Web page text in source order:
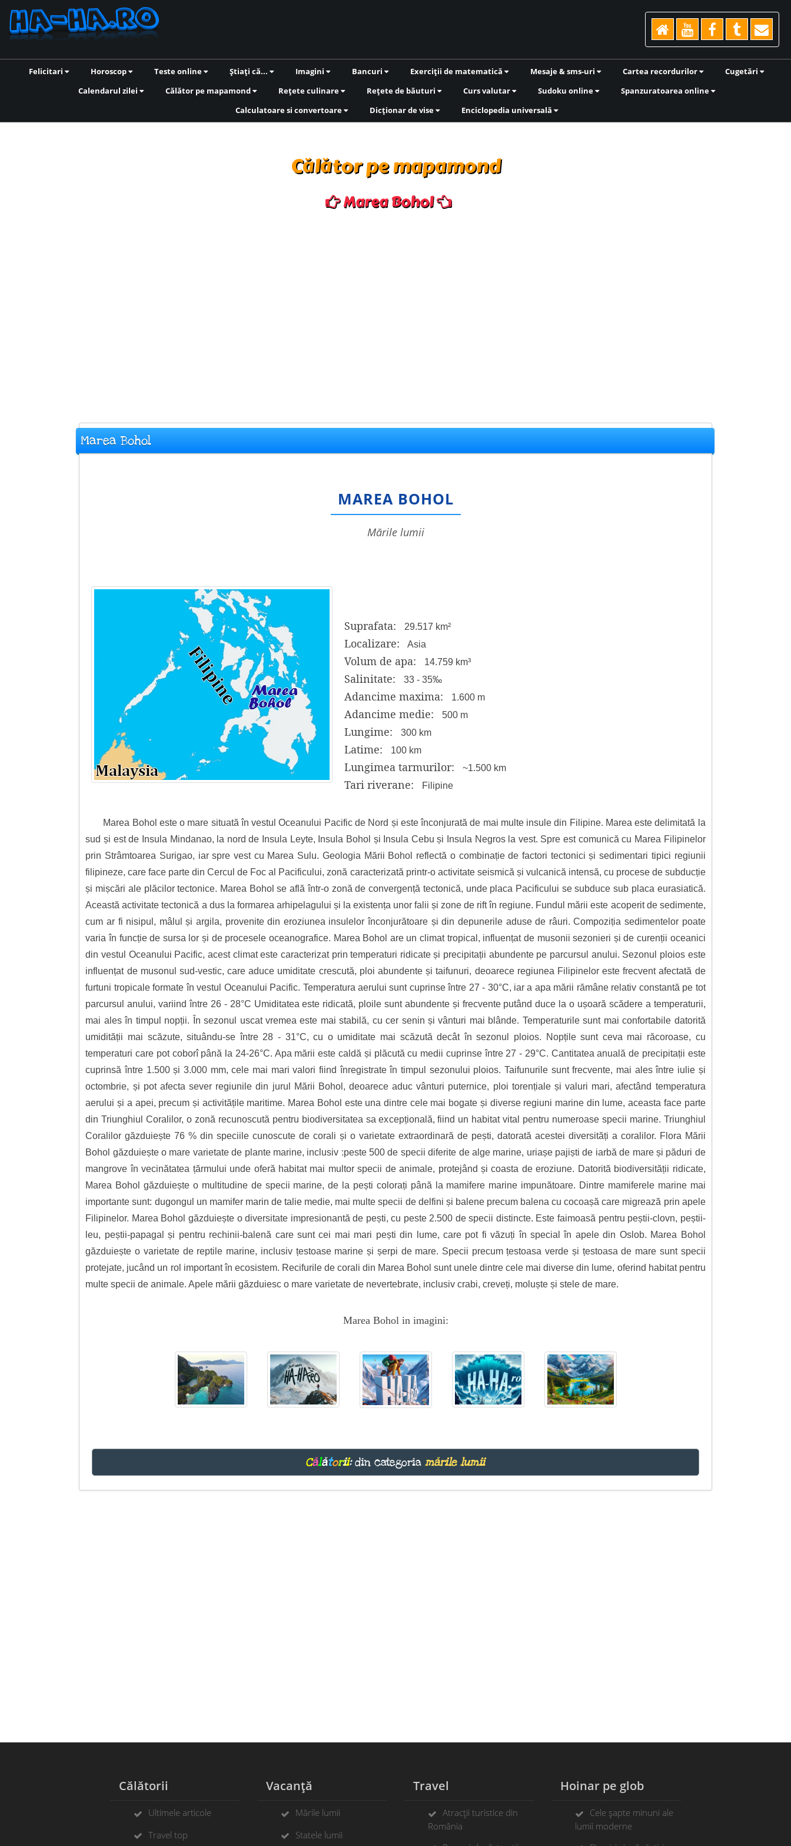
Felicitari Horoscop Teste online Știați că... Imagini Bancuri Exerciții de matematică Mesaje & sms-uri Cartea recordurilor
Cugetări
Calendarul zilei
Călător pe mapamond Rețete culinare Rețete de băuturi Curs valutar Sudoku online
Spanzuratoarea online
Calculatoare si convertoare
Dicționar de vise Enciclopedia universală
Călător pe mapamond
Marea Bohol
Marea Bohol
MAREA BOHOL
mările lumii
Suprafata: 29.517 km²
Localizare: Asia
Volum de apa: 14.759 km³
Salinitate: 33 - 35‰
Adancime maxima: 1.600 m
Adancime medie: 500 m
Lungime: 300 km
Latime: 100 km
Lungimea tarmurilor: ~1.500 km
Tari riverane: Filipine
Marea Bohol este o mare situată în vestul Oceanului Pacific de Nord și este înconjurată de mai multe insule din Filipine. Marea este delimitată la
sud și est de Insula Mindanao, la nord de Insula Leyte, Insula Bohol și Insula Cebu și Insula Negros la vest. Spre est comunică cu Marea Filipinelor
prin Strâmtoarea Surigao, iar spre vest cu Marea Sulu. Geologia Mării Bohol reflectă o combinație de factori tectonici și sedimentari tipici regiunii
filipineze, care face parte din Cercul de Foc al Pacificului, zonă caracterizată printr-o activitate seismică și vulcanică intensă, cu procese de subducție
și mișcări ale plăcilor tectonice. Marea Bohol se află într-o zonă de convergență tectonică, unde placa Pacificului se subduce sub placa eurasiatică.
Această activitate tectonică a dus la formarea arhipelagului și la existența unor falii și zone de rift în regiune. Fundul mării este acoperit de sedimente,
cum ar fi nisipul, mâlul și argila, provenite din eroziunea insulelor înconjurătoare și din depunerile aduse de râuri. Compoziția sedimentelor poate
varia în funcție de sursa lor și de procesele oceanografice. Marea Bohol are un climat tropical, influențat de musonii sezonieri și de curenții oceanici
din vestul Oceanului Pacific, acest climat este caracterizat prin temperaturi ridicate și precipitații abundente pe parcursul anului. Sezonul ploios este
influențat de musonul sud-vestic, care aduce umiditate crescută, ploi abundente și taifunuri, deoarece regiunea Filipinelor este frecvent afectată de
furtuni tropicale formate în vestul Oceanului Pacific. Temperatura aerului sunt cuprinse între 27 - 30°C, iar a apa mării rămâne relativ constantă pe tot
parcursul anului, variind între 26 - 28°C Umiditatea este ridicată, ploile sunt abundente și frecvente putând duce la o ușoară scădere a temperaturii,
mai ales în timpul nopții. În sezonul uscat vremea este mai stabilă, cu cer senin și vânturi mai blânde. Temperaturile sunt mai confortabile datorită
umidității mai scăzute, situându-se între 28 - 31°C, cu o umiditate mai scăzută decât în sezonul ploios. Nopțile sunt ceva mai răcoroase, cu
temperaturi care pot coborî până la 24-26°C. Apa mării este caldă și plăcută cu medii cuprinse între 27 - 29°C. Cantitatea anuală de precipitații este
cuprinsă între 1.500 și 3.000 mm, cele mai mari valori fiind înregistrate în timpul sezonului ploios. Taifunurile sunt frecvente, mai ales între iulie și
octombrie, și pot afecta sever regiunile din jurul Mării Bohol, deoarece aduc vânturi puternice, ploi torențiale și valuri mari, afectând temperatura
aerului și a apei, precum și activitățile maritime. Marea Bohol este una dintre cele mai bogate și diverse regiuni marine din lume, aceasta face parte
din Triunghiul Coralilor, o zonă recunoscută pentru biodiversitatea sa excepțională, fiind un habitat vital pentru numeroase specii marine. Triunghiul
Coralilor găzduiește 76 % din speciile cunoscute de corali și o varietate extraordinară de pești, datorată acestei diversități a coralilor. Flora Mării
Bohol găzduiește o mare varietate de plante marine, inclusiv :peste 500 de specii diferite de alge marine, uriașe pajiști de iarbă de mare și păduri de
mangrove în vecinătatea țărmului unde oferă habitat mai multor specii de animale, protejând și coasta de eroziune. Datorită biodiversității ridicate,
Marea Bohol găzduiește o multitudine de specii marine, de la pești colorați până la mamifere marine impunătoare. Dintre mamiferele marine mai
importante sunt: dugongul un mamifer marin de talie medie, mai multe specii de delfini și balene precum balena cu cocoașă care migrează prin apele
Filipinelor. Marea Bohol găzduiește o diversitate impresionantă de pești, cu peste 2.500 de specii distincte. Este faimoasă pentru peștii-clovn, peștii-
leu, peștii-papagal și pentru rechinii-balenă care sunt cei mai mari pești din lume, care pot fi văzuți în special în apele din Oslob. Marea Bohol
găzduiește o varietate de reptile marine, inclusiv țestoase marine și șerpi de mare. Specii precum țestoasa verde și țestoasa de mare sunt specii
protejate, jucând un rol important în ecosistem. Recifurile de corali din Marea Bohol sunt unele dintre cele mai diverse din lume, oferind habitat pentru
multe specii de animale. Apele mării găzduiesc o mare varietate de nevertebrate, inclusiv crabi, creveți, moluște și stele de mare.
Marea Bohol in imagini:
Călătorii:din categoriamările lumii
Călătorii
Ultimele articole
Travel top
Vacanță
Mările lumii
Statele lumii
Travel
Atracții turistice din
România
Hoinar pe glob
Cele șapte minuni ale
lumii moderne